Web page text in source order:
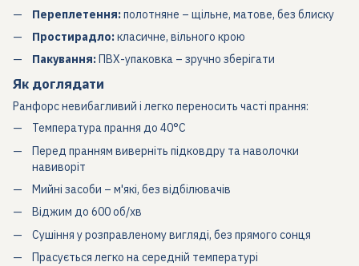
Переплетення:полотняне – щільне, матове, без блиску
Простирадло:класичне, вільного крою
Пакування: ПВХ-упаковка – зручно зберігати
Як доглядати
Ранфорс невибагливий і легко переносить часті прання:
Температура прання до 40°C
Перед пранням виверніть підковдру та наволочки
навиворіт
Мийні засоби – м'які, без відбілювачів
Віджим до 600 об/хв
Сушіння у розправленому вигляді, без прямого сонця
Прасується легко на середній температурі